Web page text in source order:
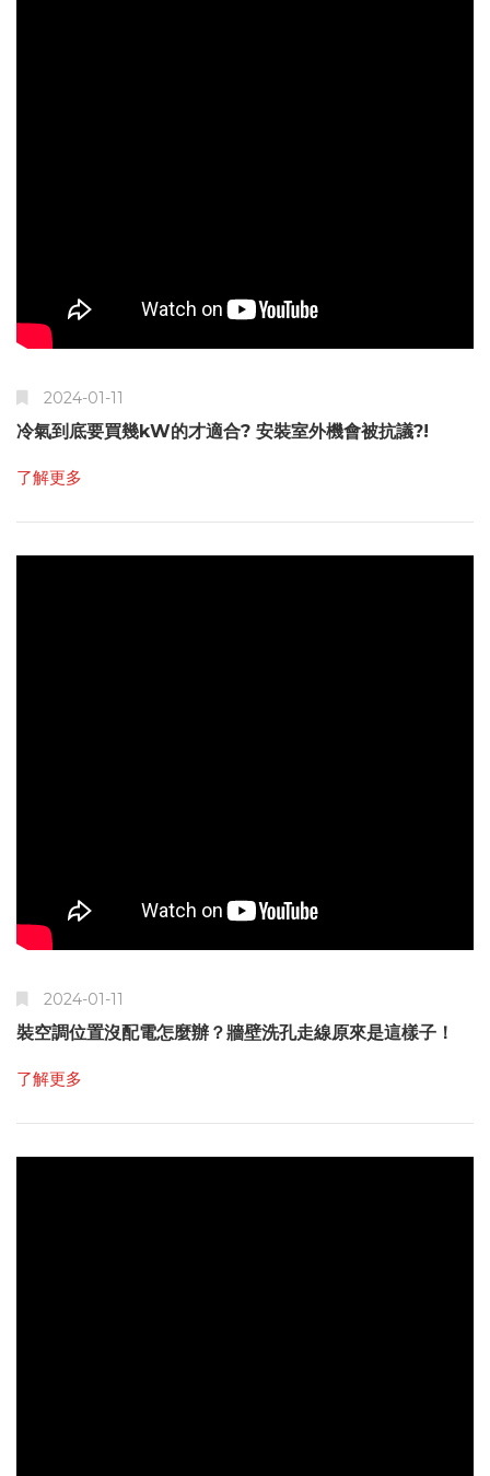
2024-01-11
冷氣到底要買幾kW的才適合? 安裝室外機會被抗議?!
了解更多
2024-01-11
裝空調位置沒配電怎麼辦？牆壁洗孔走線原來是這樣子！
了解更多